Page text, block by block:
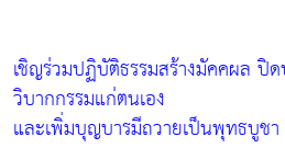
เชิญร่วมปฏิบัติธรรมสร้างมัคคผล ปิ
วิบากกรรมแก่ตนเอง
และเพิ่มบุญบารมีถวายเป็นพุทธบูช